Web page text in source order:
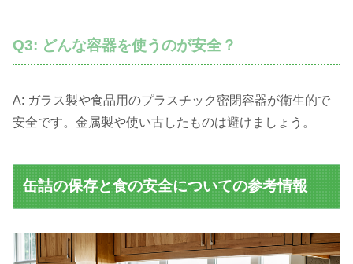
Q3: どんな容器を使うのが安全？
A: ガラス製や食品用のプラスチック密閉容器が衛生的で
安全です。金属製や使い古したものは避けましょう。
缶詰の保存と食の安全についての参考情報